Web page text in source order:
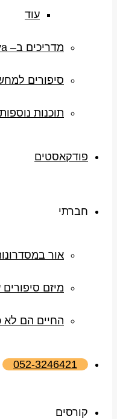
עוד
מדריכים ב– canva
סיפורים
תוכנות נוספות
פודקאסטים
חברתי
אור
מיזם סיפורים
החיים הם לא
052-3246421
קורסים